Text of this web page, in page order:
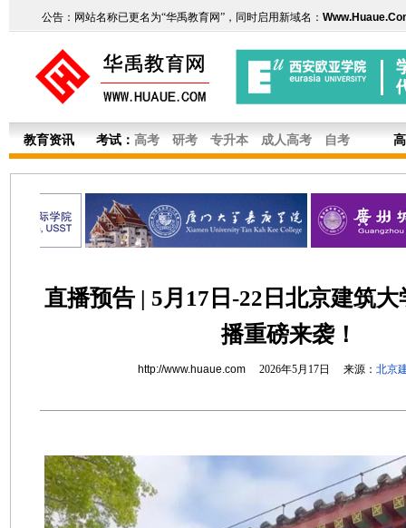
公告：网站名称已更名为“华禹教育网”，同时启用新域名：
教育资讯 考试： 高考 研考 专升本 成人高考 自考
直播预告 | 5月17日-22日北京建筑
播重磅来袭！
http://www.huaue.com2026年5月17日 来源： 北京